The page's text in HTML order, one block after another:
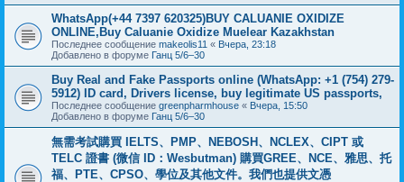
WhatsApp(+44 7397 620325)BUY CALUANIE OXIDIZE
ONLINE,Buy Caluanie Oxidize Muelear Kazakhstan
Последнее сообщение makeolis11 « Вчера, 23:18
Добавлено в форуме Ганц 5/6–30
Buy Real and Fake Passports online (WhatsApp: +1 (754) 279-
5912) ID card, Drivers license, buy legitimate US passports,
Последнее сообщение greenpharmhouse « Вчера, 15:50
Добавлено в форуме Ганц 5/6–30
無需考試購買 IELTS、PMP、NEBOSH、NCLEX、CIPT 或
TELC 證書 (微信 ID：Wesbutman) 購買GREE、NCE、雅思、托
福、PTE、CPSO、學位及其他文件。我們也提供文憑